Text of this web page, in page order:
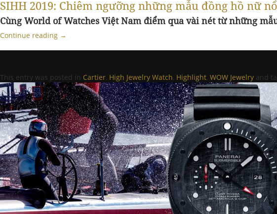
SIHH 2019: Chiêm ngưỡng những mẫu đồng hồ nữ
Cùng World of Watches Việt Nam điểm qua vài nét từ những
Continue reading →
This entry was posted in Cartier, High Jewelry Watch, Highlight, WOW Jewelry and